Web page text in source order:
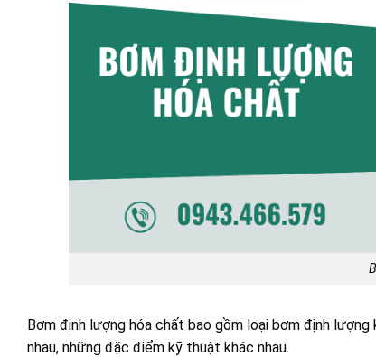
Bơm định lượng hóa chất bao gồm loại bơm định
nhau, những đặc điểm kỹ thuật khác nhau.